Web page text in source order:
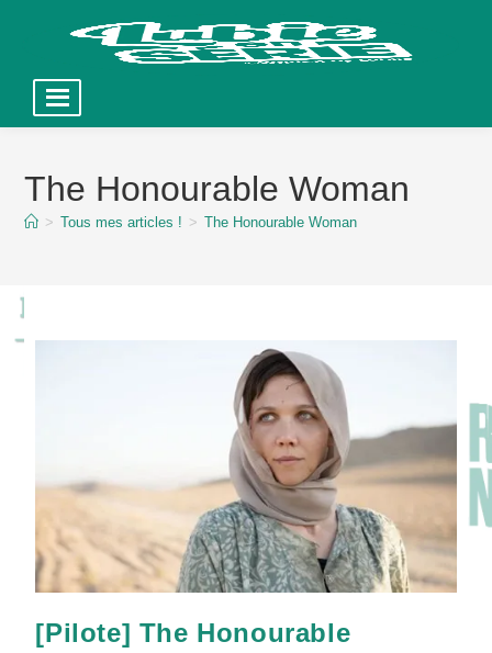
The Honourable Woman
> Tous mes articles ! > The Honourable Woman
[Pilote] The Honourable